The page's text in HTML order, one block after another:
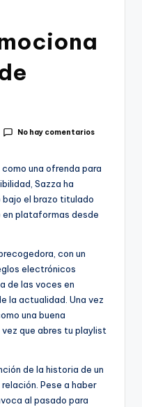
No hay comentarios
una ofrenda para
Sazza ha
bajo el brazo titulado
en plataformas desde
con un
electrónicos
de las voces en
la actualidad. Una vez
una buena
que abres tu playlist
de la historia de un
Pese a haber
al pasado para